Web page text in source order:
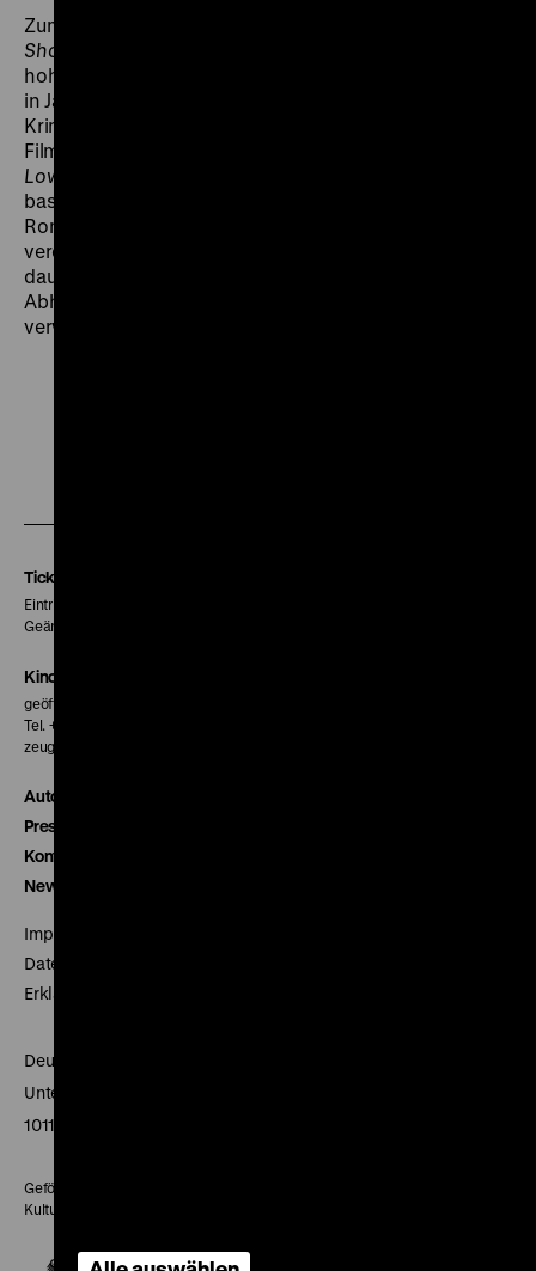
Zum Zeitpunkt dieser Retrospektive ist
Shokutaku
hohen Alter noch äußerst produktiven Zezes. Mit dem
in Japan für einen Oktober-Start geplanten Shōchiku-
Krimi
Film aber bereits in der Pipeline. Wie schon
Lowlife
basiert auch diese Kadokawa-Produktion auf einer
Roman-Vorlage, die über die Buch-Sparte des Studios
veröffentlicht wurde und verarbeitet die bei Zeze
dauerpräsenten Themen Familiendynamiken und
Abhängigkeitsverhältnisse in einer komplex
verwobenen, multiperspektivischen Erzählung. (chl)
Tickets
Eintritt 5 €
Geänderte Preise sind im Programm vermerkt.
Kinokasse
geöffnet 30 Minuten vor Beginn der ersten Vorstellung
Tel. + 49 30 20304-770
zeughauskino@dhm.de
Autor*innen
Presse
Kontakt
Newsletter
Impressum
Datenschutz
Erklärung digitale Barrierefreiheit
Deutsches Historisches Museum
Unter den Linden 2
10117 Berlin
Gefördert mit Mitteln des Beauftragten der Bundesregierung für
Kultur und Medien